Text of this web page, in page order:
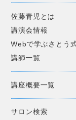
佐藤青児とは
講演会情報
Webで学ぶさとう
講師一覧
講座概要一覧
サロン検索